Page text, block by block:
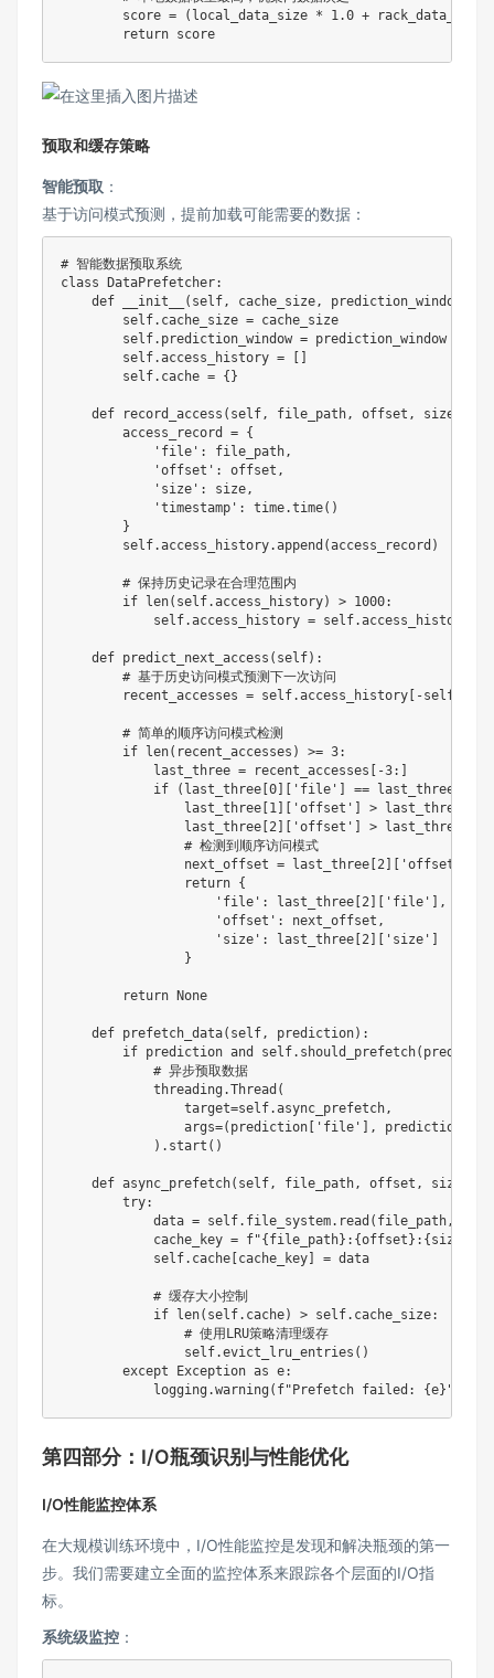
        score
= ( local_data_size * 1.0 + rack_data_size
return
预取和缓存策略
智能预取 ：
基于访问模式预测，提前加载可能需要的数据：
# 智能数据预取系统
class
DataPrefetcher:
def
__init__ ( self, cache_size, prediction_window
        self
. cache_size = cache_size
        self
. prediction_window = prediction_window
        self
.access_history =
        self
. cache = { }
def record_access ( self, file_path, offset , size
        access_record
= {
'file' : file_path,
'offset' : offset ,
'size' : size,
'timestamp' : time.time( )
}
        self
.access_history.append (access_record )
# 保持历史记录在合理范围内
if
len( self.access_history) > 1000:
            self
.access_history = self.access_history
def predict_next_access ( self) :
# 基于历史访问模式预测下一次访问
        recent_accesses
= self.access_history -self
# 简单的顺序访问模式检测
if
len( recent_accesses ) >= 3:
            last_three
= recent_accesses -3:
if
( last_three 0 'file' == last_three
                last_three
1 'offset' > last_three
                last_three
2 'offset' > last_three
# 检测到顺序访问模式
                next_offset
= last_three 2 'offset'
return {
'file' : last_three 2 'file'
,
'offset' : next_offset ,
'size' : last_three 2 'size'
}
return None
def prefetch_data( self, prediction) :
if prediction and self. should_prefetch(
# 异步预取数据
            threading
.Thread (
                target
=self.async_prefetch,
                args
=( prediction 'file' , prediction
) . start ( )
def async_prefetch( self, file_path, offset , size
try:
            data
= self. file_system. read ( file_path,
            cache_key
= f"{ file_path} : {offset } : { size
            self
. cache cache_key = data
# 缓存大小控制
if
len( self. cache) > self. cache_size:
# 使用LRU策略清理缓存
                self
.evict_lru_entries ( )
except Exception as e:
            logging
.warning ( f"Prefetch failed: {e} "
第四部分：I/O瓶颈识别与性能优化
I/O性能监控体系
在大规模训练环境中，I/O性能监控是发现和解决瓶颈的第一
步。我们需要建立全面的监控体系来跟踪各个层面的I/O指
标。
系统级监控 ：